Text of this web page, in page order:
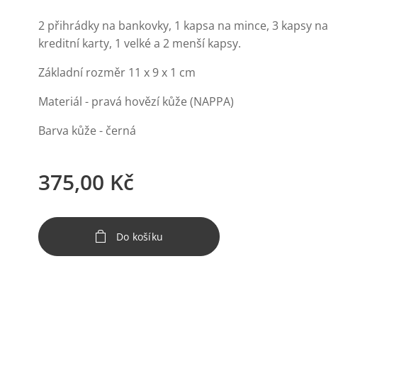
2 přihrádky na bankovky, 1 kapsa na mince, 3 kapsy na
kreditní karty, 1 velké a 2 menší kapsy.
Základní rozměr 11 x 9 x 1 cm
Materiál - pravá hovězí kůže (NAPPA)
Barva kůže - černá
375,00 Kč
Do košíku